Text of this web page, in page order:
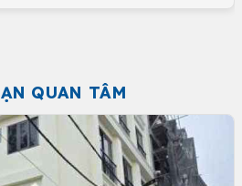
QUAN TÂM